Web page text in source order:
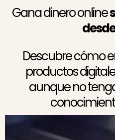
Gana dinero online
Descubre cómo
productos
aunque no